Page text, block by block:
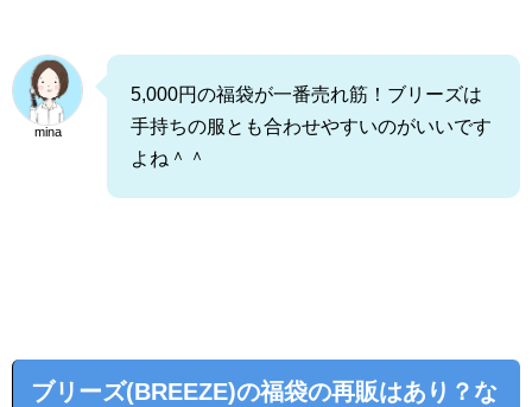
mina
5,000円の福袋が一番売れ筋！ブリーズは
手持ちの服とも合わせやすいのがいいです
よね＾＾
ブリーズ(BREEZE)の福袋の再販はあり？な